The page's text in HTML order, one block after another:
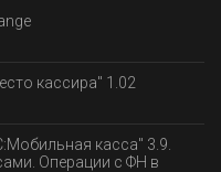
кассира" 1.02
касса" 3.9.
Операции с ФН в